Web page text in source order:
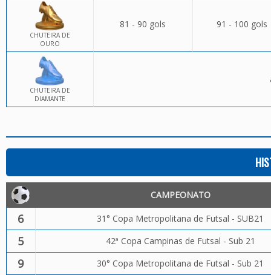
CHUTEIRA DE
OURO
81 - 90 gols 91 - 100 gols
CHUTEIRA DE
DIAMANTE
CAMPEONATO
6 31° Copa Metropolitana de Futsal - SUB21
5 42ª Copa Campinas de Futsal - Sub 21
9 30° Copa Metropolitana de Futsal - Sub 21